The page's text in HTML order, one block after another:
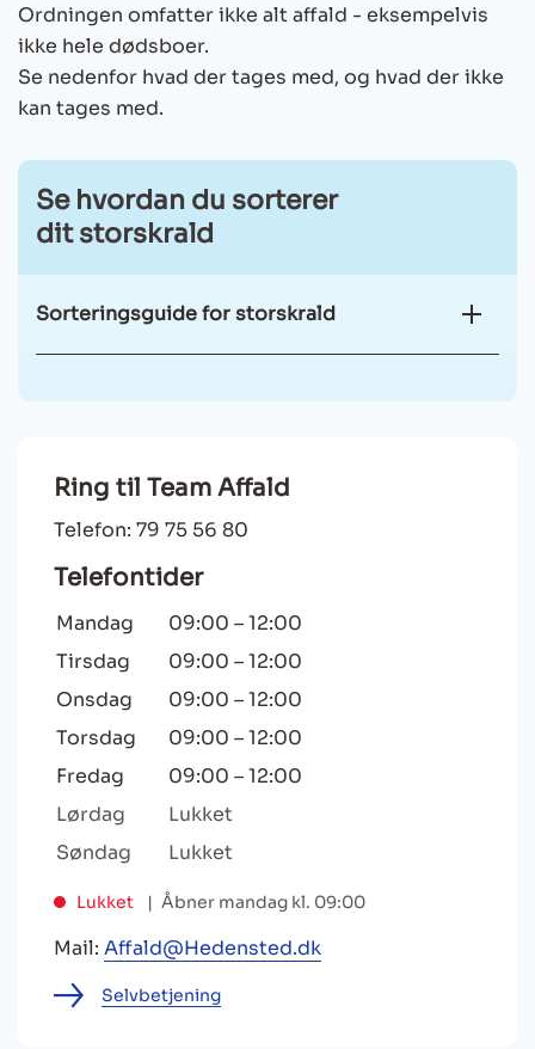
Ordningen omfatter ikke alt affald - eksempelvis
ikke hele dødsboer.
Se nedenfor hvad der tages med, og hvad der ikke
kan tages med.
Se hvordan du sorterer
dit storskrald
Sorteringsguide for storskrald
Ring til Team Affald
Telefon: 79 75 56 80
Telefontider
Mandag 09:00 –12:00
Tirsdag
09:00 –12:00
Onsdag
09:00 –12:00
Torsdag
09:00 –12:00
Fredag
09:00 –12:00
Lørdag
Lukket
Søndag
Lukket
Lukket Åbner mandag kl. 09:00
Mail: Affald@Hedensted.dk
Selvbetjening